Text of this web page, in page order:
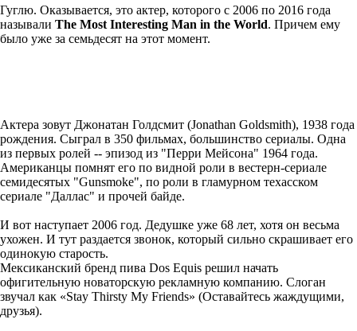
Гуглю. Оказывается, это актер, которого с 2006 по 2016 года
называли The Most Interesting Man in the World. Причем ему
было уже за семьдесят на этот момент.
Актера зовут Джонатан Голдсмит (Jonathan Goldsmith), 1938 года
рождения. Сыграл в 350 фильмах, большинство сериалы. Одна
из первых ролей -- эпизод из "Перри Мейсона" 1964 года.
Американцы помнят его по видной роли в вестерн-сериале
семидесятых "Gunsmoke", по роли в гламурном техасском
сериале "Даллас" и прочей байде.
И вот наступает 2006 год. Дедушке уже 68 лет, хотя он весьма
ухожен. И тут раздается звонок, который сильно скрашивает его
одинокую старость.
Мексиканский бренд пива Dos Equis решил начать
офигительную новаторскую рекламную компанию. Слоган
звучал как «Stay Thirsty My Friends» (Оставайтесь жаждущими,
друзья).